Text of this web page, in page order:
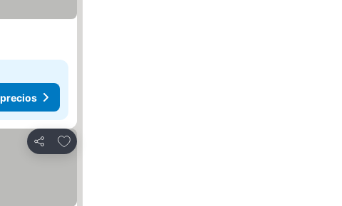
Compartir
Agregar a favoritos